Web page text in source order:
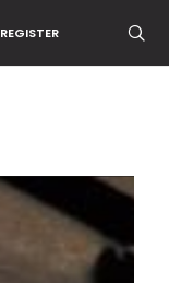
REGISTER